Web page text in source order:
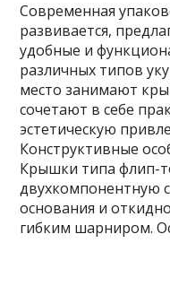
Современная
развивается,
удобные и
различных типов
место занимают
сочетают в себе
эстетическую
Конструктивные
Крышки типа флип-
двухкомпонентную
основания и
гибким шарниром.